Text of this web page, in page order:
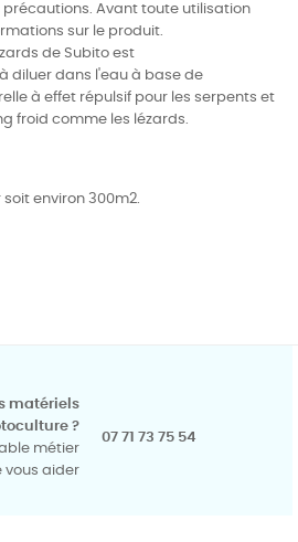
précautions. Avant toute utilisation
sur le produit.
de Subito est
diluer dans l'eau à base de
à effet répulsif pour les serpents et
froid comme les lézards.
environ 300m2.
matériels
?
métier
vous aider
07 71 73 75 54